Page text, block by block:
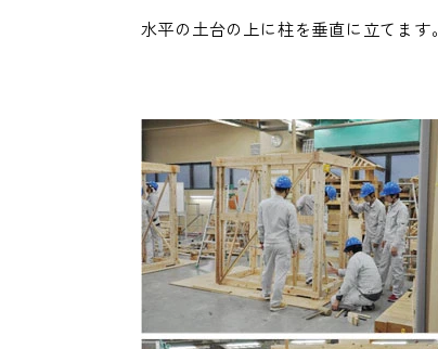
水平の土台の上に柱を垂直に立てます。